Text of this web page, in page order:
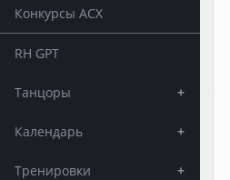
Конкурсы АСХ
RH GPT
Танцоры +
Календарь +
Тренировки +